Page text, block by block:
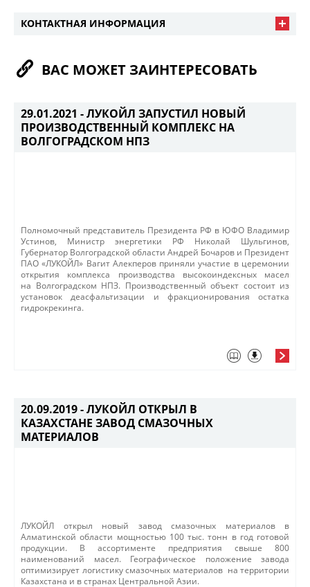
КОНТАКТНАЯ ИНФОРМАЦИЯ
ВАС МОЖЕТ ЗАИНТЕРЕСОВАТЬ
29.01.2021 -ЛУКОЙЛ ЗАПУСТИЛ НОВЫЙ
ПРОИЗВОДСТВЕННЫЙ КОМПЛЕКС НА
ВОЛГОГРАДСКОМ НПЗ
​​Полномочный представитель Президента РФ в ЮФО Владимир
Устинов, Министр энергетики РФ Николай Шульгинов,
Губернатор Волгоградской области Андрей Бочаров и Президент
ПАО «ЛУКОЙЛ» Вагит Алекперов приняли участие в церемонии
открытия комплекса производства высокоиндексных масел
на Волгоградском НПЗ. Производственный объект состоит из
установок деасфальтизации и фракционирования остатка
гидрокрекинга.
20.09.2019 -ЛУКОЙЛ ОТКРЫЛ В
КАЗАХСТАНЕ ЗАВОД СМАЗОЧНЫХ
МАТЕРИАЛОВ
​ЛУКОЙЛ открыл новый завод смазочных материалов в
Алматинской области мощностью 100 тыс. тонн в год готовой
продукции. В ассортименте предприятия свыше 800
наименований масел. Географическое положение завода
оптимизирует логистику смазочных материалов ​ на территории
Казахстана и в странах Центральной Азии.